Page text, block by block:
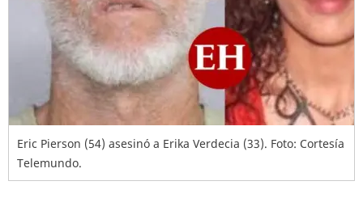
Eric Pierson (54) asesinó a Erika Verdecia (33). Foto: Cortesía
Telemundo.